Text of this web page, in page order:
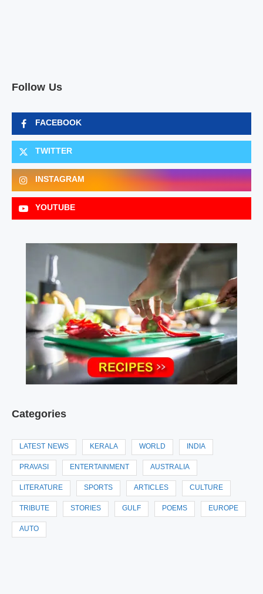
Follow Us
FACEBOOK
TWITTER
INSTAGRAM
YOUTUBE
Categories
LATEST NEWS KERALA WORLD INDIA
PRAVASI ENTERTAINMENT AUSTRALIA
LITERATURE SPORTS ARTICLES CULTURE
TRIBUTE STORIES GULF POEMS EUROPE
AUTO